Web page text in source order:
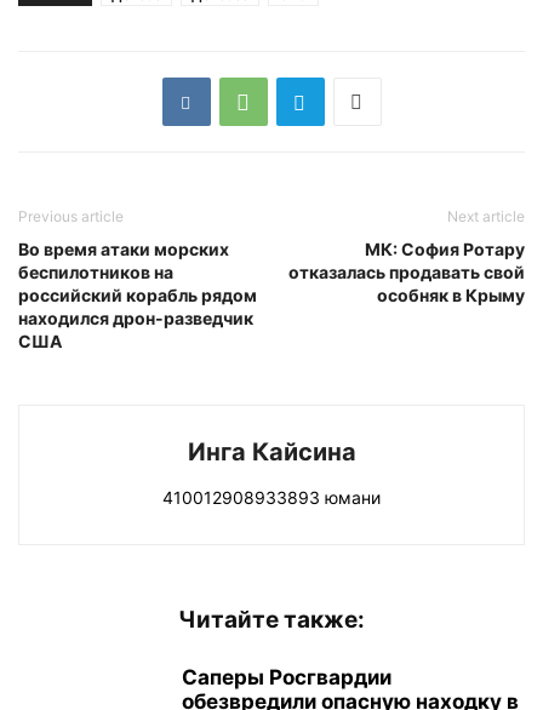
Previous article
Во время атаки морских
беспилотников на
российский корабль рядом
находился дрон-разведчик
США
Next article
МК: София Ротару
отказалась продавать свой
особняк в Крыму
Инга Кайсина
410012908933893 юмани
Читайте также:
Саперы Росгвардии
обезвредили опасную находку в